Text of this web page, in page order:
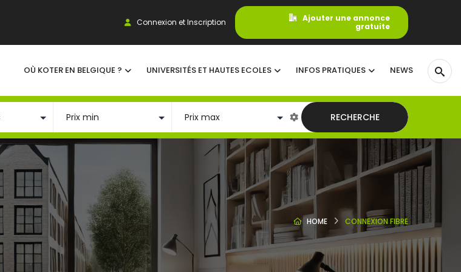
Connexion et Inscription
Ajouter une annonce
gratuite
OÙ KOTER EN BELGIQUE ? UNIVERSITÉS ET HAUTES ECOLES INFOS PRATIQUES NEWS
RECHERCHE
HOME CONNEXION FIBRE